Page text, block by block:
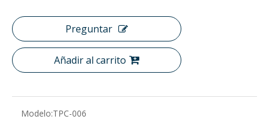
Preguntar
Añadir al carrito
Modelo:TPC-006